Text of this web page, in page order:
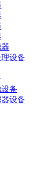
设备
备
设备